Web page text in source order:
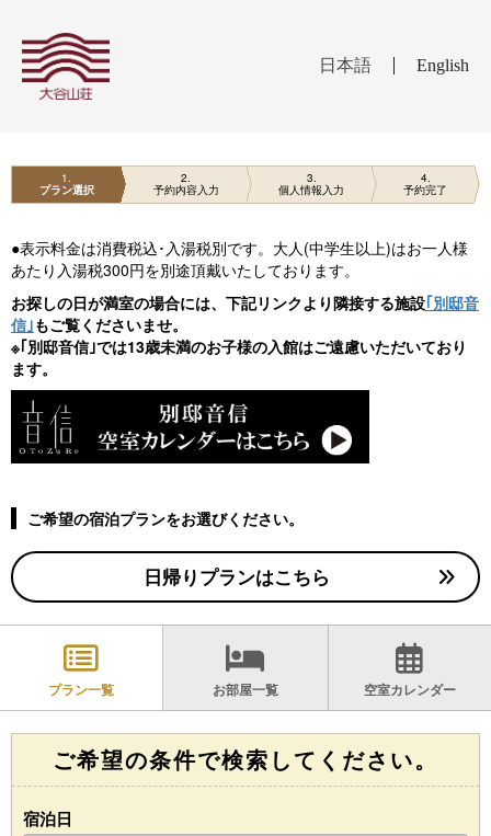
日本語 English
1
プラン選択
2
予約内容入力
3
個人情報入力
4
予約完了
●表示料金は消費税込･入湯税別です。大人(中学生以上)はお一人様
あたり入湯税300円を別途頂戴いたしております。
お探しの日が満室の場合には、下記リンクより隣接する施設｢別邸音
信｣もご覧くださいませ。
※｢別邸音信｣では13歳未満のお子様の入館はご遠慮いただいており
ます。
ご希望の宿泊プランをお選びください。
日帰りプランはこちら
プラン一覧 お部屋一覧 空室カレンダー
ご希望の条件で検索してください。
宿泊日